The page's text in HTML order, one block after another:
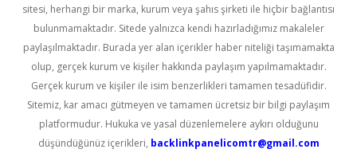
sitesi, herhangi bir marka, kurum veya şahıs şirketi ile hiçbir bağlantısı
bulunmamaktadır. Sitede yalnızca kendi hazırladığımız makaleler
paylaşılmaktadır. Burada yer alan içerikler haber niteliği taşımamakta
olup, gerçek kurum ve kişiler hakkında paylaşım yapılmamaktadır.
Gerçek kurum ve kişiler ile isim benzerlikleri tamamen tesadüfidir.
Sitemiz, kar amacı gütmeyen ve tamamen ücretsiz bir bilgi paylaşım
platformudur. Hukuka ve yasal düzenlemelere aykırı olduğunu
düşündüğünüz içerikleri, backlinkpanelicomtr@gmail.com